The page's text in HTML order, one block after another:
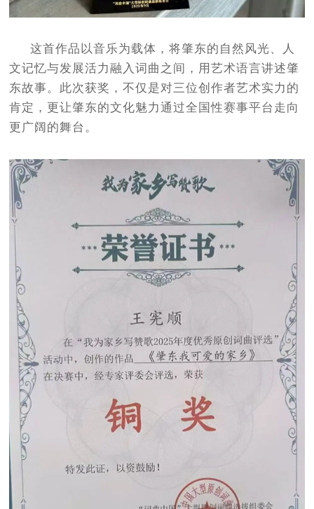
这首作品以音乐为载体，将肇东的自然风光、人
文记忆与发展活力融入词曲之间，用艺术语言讲述肇
东故事。此次获奖，不仅是对三位创作者艺术实力的
肯定，更让肇东的文化魅力通过全国性赛事平台走向
更广阔的舞台。